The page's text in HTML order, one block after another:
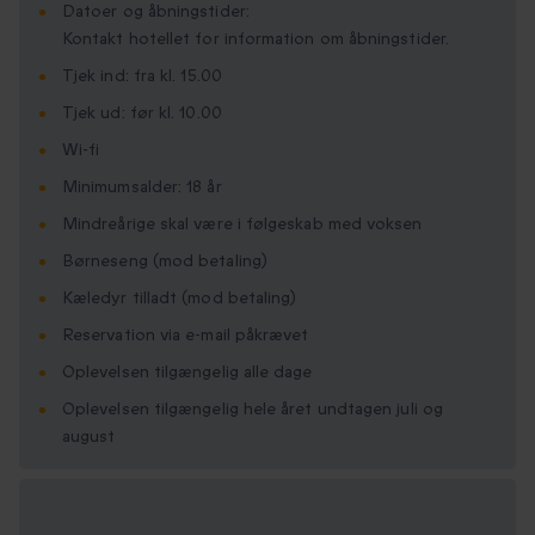
Datoer og åbningstider:
Kontakt hotellet for information om åbningstider.
Tjek ind: fra kl. 15.00
Tjek ud: før kl. 10.00
Wi-fi
Minimumsalder: 18 år
Mindreårige skal være i følgeskab med voksen
Børneseng (mod betaling)
Kæledyr tilladt (mod betaling)
Reservation via e-mail påkrævet
Oplevelsen tilgængelig alle dage
Oplevelsen tilgængelig hele året undtagen juli og
august